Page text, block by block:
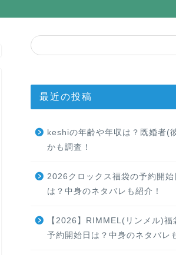
最近の投稿
keshiの年齢や年収は？既婚者(
かも調査！
2026クロックス福袋の予約開始
は？中身のネタバレも紹介！
【2026】RIMMEL(リンメル)福
予約開始日は？中身のネタバレ